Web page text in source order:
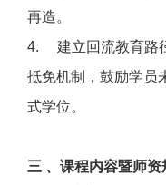
再造。
4. 建立回流教育路
抵免机制，鼓励学员
式学位。
三 、课程内容暨师资